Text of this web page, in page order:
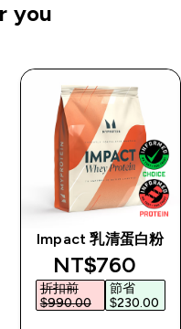
you
Impact 乳清蛋白粉
discounted
NT$760‎
折扣前
$990.00‎
節省
$230.00‎